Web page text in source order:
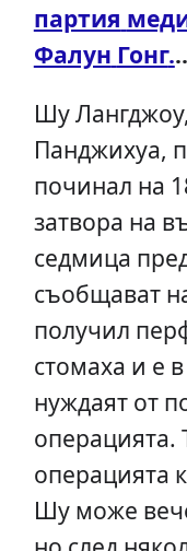
партия
Фалун Гонг...
Шу
Панджихуа,
починал на
затвора на
седмица
съобщават
получил
стомаха и е
нуждаят от
операцията.
операцията
Шу може